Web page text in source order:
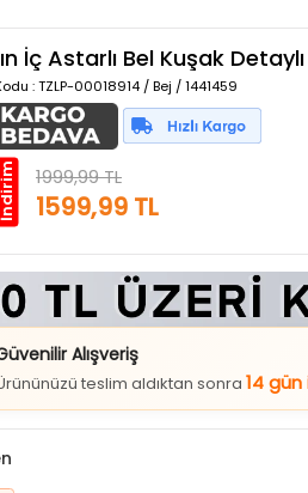
İç Astarlı Bel Kuşak
: TZLP-00018914 / Bej / 1441459
m 1999,99 TL
1599,99 TL
Alışveriş
teslim aldıktan sonra 14